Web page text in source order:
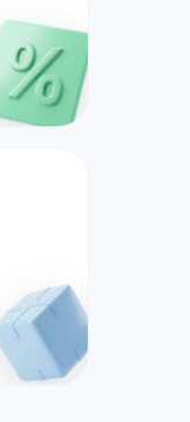
уже
каталог
Хиты продаж